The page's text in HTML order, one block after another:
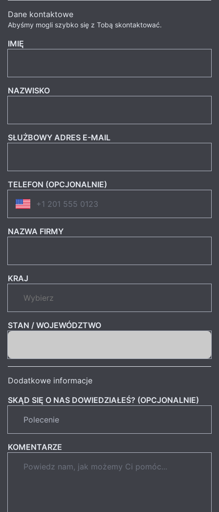
Dane kontaktowe
Abyśmy mogli szybko się z Tobą skontaktować.
IMIĘ
NAZWISKO
SŁUŻBOWY ADRES E-MAIL
TELEFON (OPCJONALNIE)
NAZWA FIRMY
KRAJ
STAN / WOJEWÓDZTWO
Dodatkowe informacje
SKĄD SIĘ O NAS DOWIEDZIAŁEŚ? (OPCJONALNIE)
KOMENTARZE